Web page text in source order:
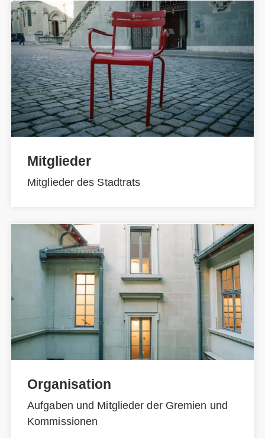
Mitglieder
Mitglieder des Stadtrats
Organisation
Aufgaben und Mitglieder der Gremien und
Kommissionen